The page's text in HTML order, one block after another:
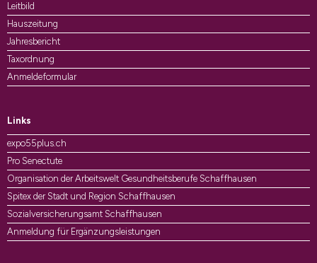
Leitbild
Hauszeitung
Jahresbericht
Taxordnung
Anmeldeformular
Links
expo55plus.ch
Pro Senectute
Organisation der Arbeitswelt Gesundheitsberufe Schaffhausen
Spitex der Stadt und Region Schaffhausen
Sozialversicherungsamt Schaffhausen
Anmeldung für Ergänzungsleistungen